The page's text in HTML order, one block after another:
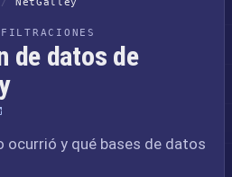
de datos de
ocurrió y qué bases de datos